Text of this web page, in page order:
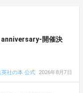
anniversary-開催決
英社の本 公式
2026年8月7日